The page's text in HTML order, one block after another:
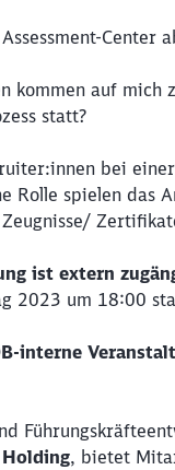
Center
kommen auf mich
statt?
bei
Rolle spielen das
ist extern
2023 um 18:00
interne
Holding, bietet